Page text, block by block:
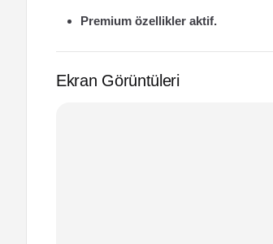
Premium özellikler aktif.
Ekran Görüntüleri